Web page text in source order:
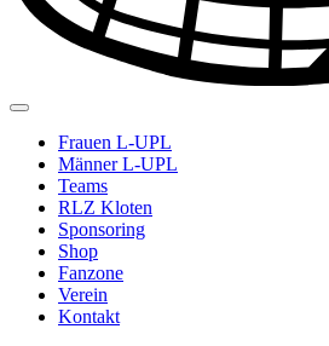
Frauen L-UPL
Männer L-UPL
Teams
RLZ Kloten
Sponsoring
Shop
Fanzone
Verein
Kontakt